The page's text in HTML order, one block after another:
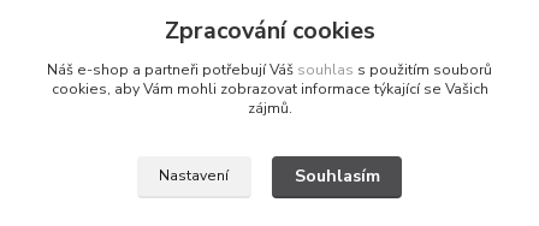
info@esoterik-shop.cz
Zpracování cookies
Náš e-shop a partneři potřebují Váš souhlas s použitím souborů
cookies, aby Vám mohli zobrazovat informace týkající se Vašich
zájmů.
Nastavení Souhlasím